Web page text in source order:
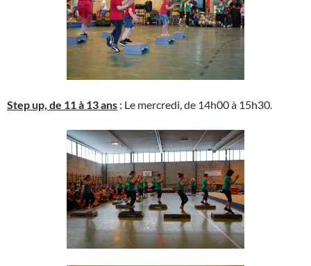
Step up, de 11 à 13 ans : Le mercredi, de 14h00 à 15h30.